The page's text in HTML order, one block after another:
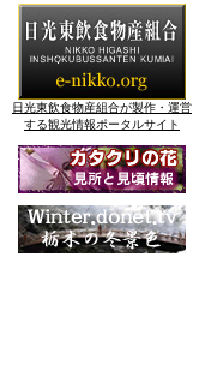
日光東飲食物産組合が製作・運営
する観光情報ポータルサイト